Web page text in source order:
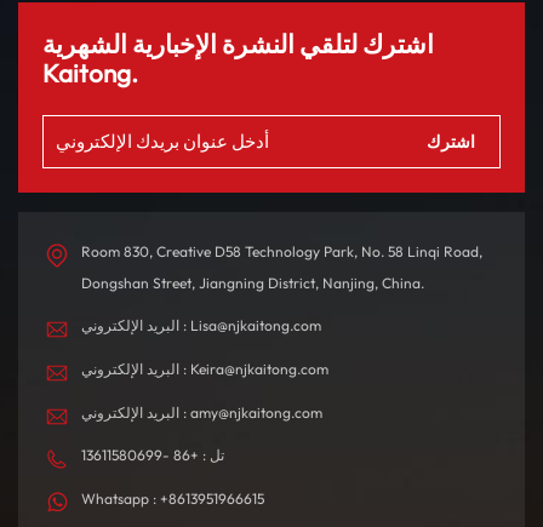
اشترك لتلقي النشرة الإخبارية الشهرية
Kaitong.
Room 830, Creative D58 Technology Park, No. 58 Linqi Road,
Dongshan Street, Jiangning District, Nanjing, China.
البريد الإلكتروني : Lisa@njkaitong.com
البريد الإلكتروني : Keira@njkaitong.com
البريد الإلكتروني : amy@njkaitong.com
تل : +86 -13611580699
Whatsapp : +8613951966615